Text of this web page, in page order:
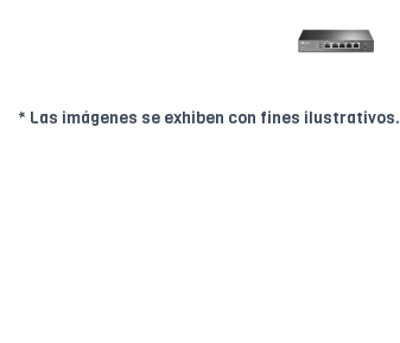
* Las imágenes se exhiben con fines ilustrativos.